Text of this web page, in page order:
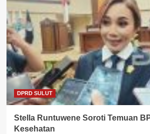
DPRD SULUT
Stella Runtuwene Soroti Temuan
Kesehatan